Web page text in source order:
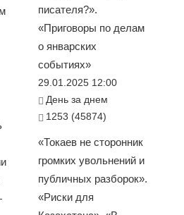
писателя?».
«Приговоры по делам
о январских
событиях»
29.01.2025 12:00
День за днем
1253 (45874)
«Токаев не сторонник
громких увольнений и
публичных разборок».
«Риски для